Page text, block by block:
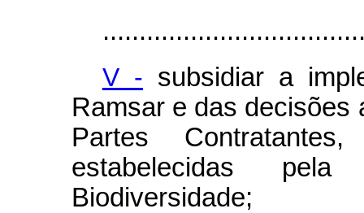
V - subsidiar a
Ramsar e das decisões
Partes
estabelecidas
Biodiversidade;